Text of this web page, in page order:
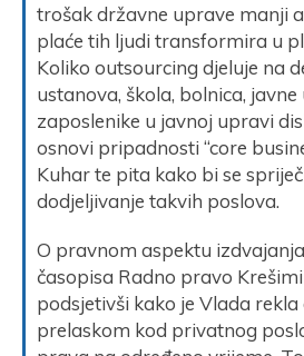
trošak državne uprave manji
plaće tih ljudi transformira u
Koliko outsourcing djeluje na
ustanova, škola, bolnica,
zaposlenike u javnoj upravi
osnovi pripadnosti “core
Kuhar te pita kako bi se
dodjeljivanje takvih poslova.
O pravnom aspektu
časopisa Radno pravo
podsjetivši kako je Vlada
prelaskom kod privatnog